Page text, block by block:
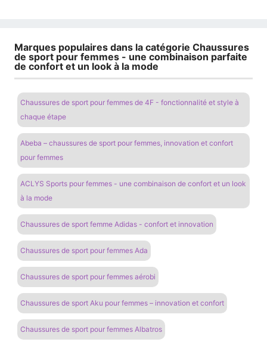
Marques populaires dans la catégorie Chaussures
de sport pour femmes - une combinaison parfaite
de confort et un look à la mode
Chaussures de sport pour femmes de 4F - fonctionnalité et style à
chaque étape
Abeba – chaussures de sport pour femmes, innovation et confort
pour femmes
ACLYS Sports pour femmes - une combinaison de confort et un look
à la mode
Chaussures de sport femme Adidas - confort et innovation
Chaussures de sport pour femmes Ada
Chaussures de sport pour femmes aérobi
Chaussures de sport Aku pour femmes – innovation et confort
Chaussures de sport pour femmes Albatros